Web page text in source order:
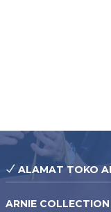
ALAMAT TOKO
ARNIE COLLECTION